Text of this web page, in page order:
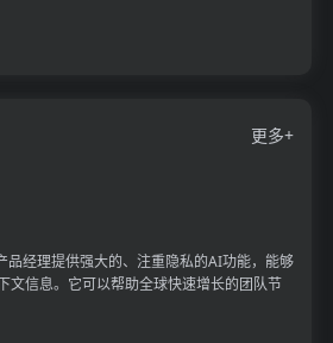
更多+
品经理提供强大的、注重隐私的AI功能，能够
文信息。它可以帮助全球快速增长的团队节